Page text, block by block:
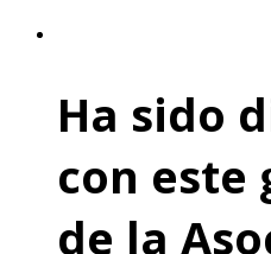
Ha sido
con este
de la